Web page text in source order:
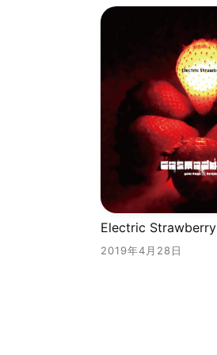
Electric Strawberry
2019年4月28日